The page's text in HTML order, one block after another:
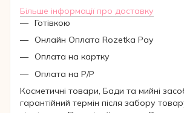
Більше інформації про доставку
Готівкою
Онлайн Оплата Rozetka Pay
Оплата на картку
Оплата на Р/Р
Косметичні товари, Бади та мийні
гарантійний термін після забору